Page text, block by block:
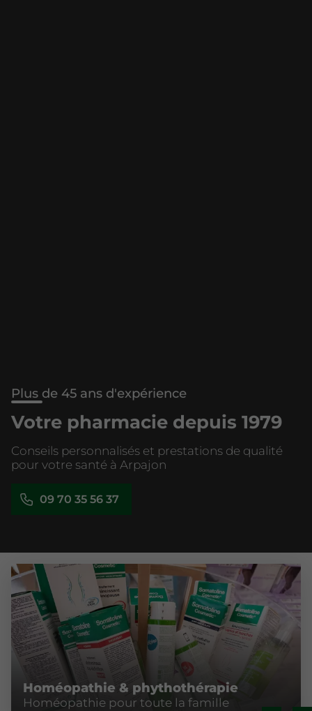
Plus de 45 ans d'expérience
Votre pharmacie depuis 1979
Conseils personnalisés et prestations de qualité
pour votre santé à Arpajon
09 70 35 56 37
Homéopathie & phythothérapie
Homéopathie pour toute la famille